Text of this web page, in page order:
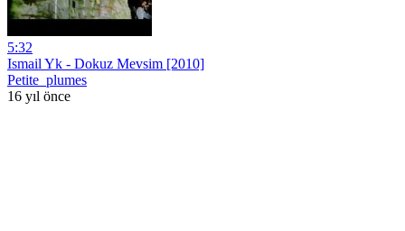
5:32
Ismail Yk - Dokuz Mevsim [2010]
Petite_plumes
16 yıl önce